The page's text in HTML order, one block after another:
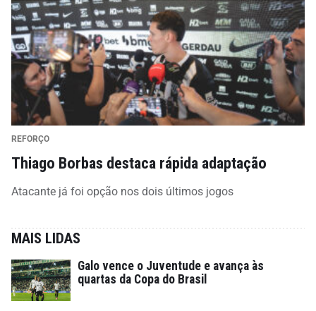
REFORÇO
Thiago Borbas destaca rápida adaptação
Atacante já foi opção nos dois últimos jogos
MAIS LIDAS
Galo vence o Juventude e avança às
quartas da Copa do Brasil